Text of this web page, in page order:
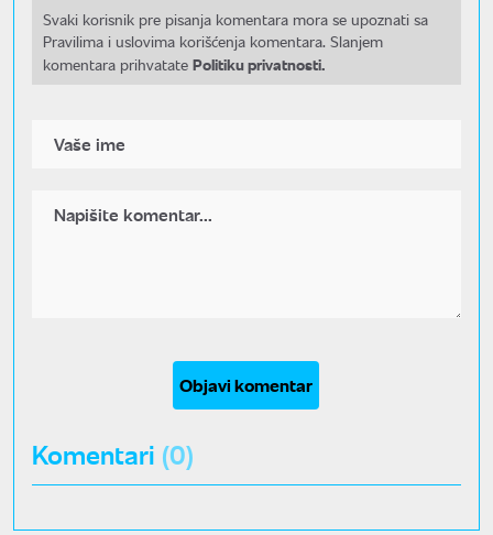
Svaki korisnik pre pisanja komentara mora se upoznati sa
Pravilima i uslovima korišćenja komentara. Slanjem
komentara prihvatate Politiku privatnosti.
Objavi komentar
Komentari (0)